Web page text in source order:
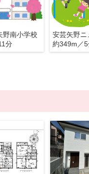
野南小学校
分
約349m／